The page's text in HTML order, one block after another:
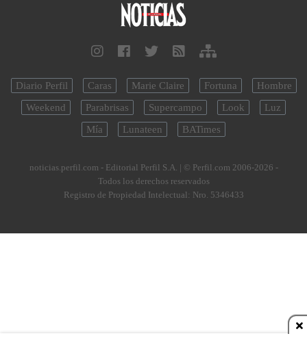
Diario Perfil Caras Marie Claire Fortuna
Hombre
Weekend
Parabrisas Supercampo Look
Luz
Mía
Lunateen BATimes
noticias.perfil.com - Editorial Perfil S.A. | © Perfil.com 2006-2026 -
Todos los derechos reservados
Registro de Propiedad Intelectual: Nro. 5346433